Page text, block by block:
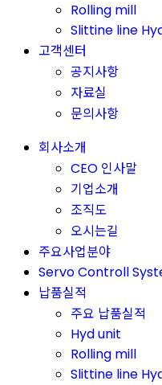
Rolling mill
Slittine line
고객센터
공지사항
자료실
문의사항
회사소개
CEO 인사말
기업소개
조직도
오시는길
주요사업분야
Servo Controll
납품실적
주요 납품실적
Hyd unit
Rolling mill
Slittine line